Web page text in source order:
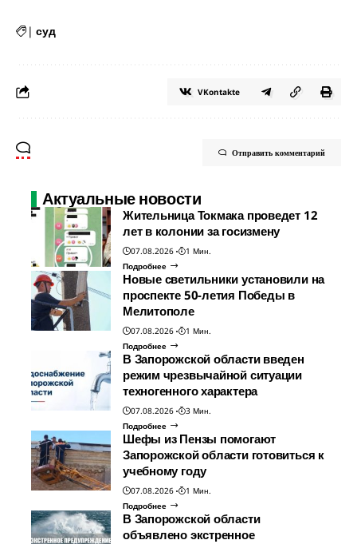
| суд
VKontakte
Отправить комментарий
Актуальные новости
Жительница Токмака проведет 12
лет в колонии за госизмену
07.08.2026
1 Мин.
Подробнее
Новые светильники установили на
проспекте 50-летия Победы в
Мелитополе
07.08.2026
1 Мин.
Подробнее
В Запорожской области введен
режим чрезвычайной ситуации
техногенного характера
07.08.2026
3 Мин.
Подробнее
Шефы из Пензы помогают
Запорожской области готовиться к
учебному году
07.08.2026
1 Мин.
Подробнее
В Запорожской области
объявлено экстренное